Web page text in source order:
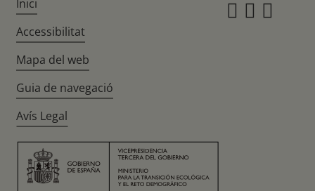
Inici
Accessibilitat
Mapa del web
Guia de navegació
Avís Legal